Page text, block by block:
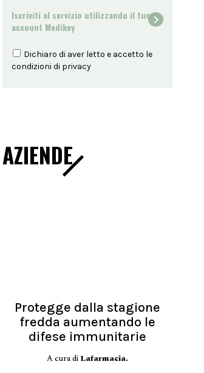
Iscriviti al servizio utilizzando il tuo
account Medikey
Dichiaro di aver letto e accetto le
condizioni di privacy
AZIENDE
Protegge dalla stagione
fredda aumentando le
difese immunitarie
A cura di Lafarmacia.